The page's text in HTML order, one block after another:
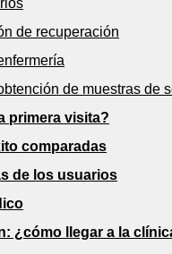
de recuperación
de muestras de
primera visita?
comparadas
de los usuarios
¿cómo llegar a la